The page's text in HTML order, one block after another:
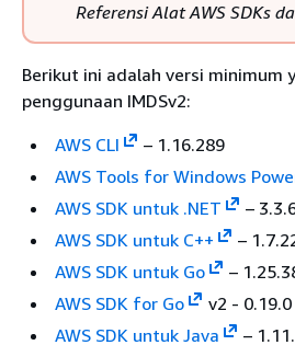
Referensi Alat AWS SDKs
Berikut ini adalah versi minimum
penggunaan IMDSv2:
AWS CLI
– 1.16.289
AWS Tools for Windows
AWS SDK untuk .NET
–
AWS SDK untuk C++
–
AWS SDK untuk Go
–
AWS SDK for Go
v2 - 0.19.0
AWS SDK untuk Java
–